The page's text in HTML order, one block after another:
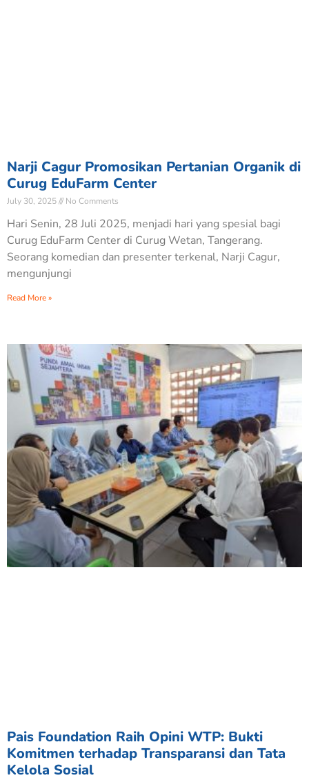
Narji Cagur Promosikan Pertanian Organik di
Curug EduFarm Center
July 30, 2025 No Comments
Hari Senin, 28 Juli 2025, menjadi hari yang spesial bagi
Curug EduFarm Center di Curug Wetan, Tangerang.
Seorang komedian dan presenter terkenal, Narji Cagur,
mengunjungi
Read More »
Pais Foundation Raih Opini WTP: Bukti
Komitmen terhadap Transparansi dan Tata
Kelola Sosial